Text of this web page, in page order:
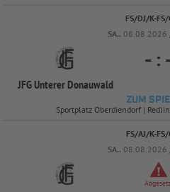
FS/DJ/K-
SA.. 08.08.2026
JFG Unterer Donauwald
- :
ZUM
Sportplatz Oberdiendorf |
FS/AJ/K-
SA.. 08.08.2026